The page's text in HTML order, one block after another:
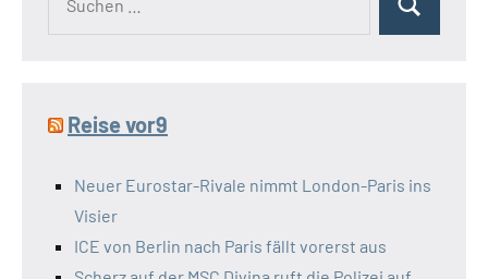
Suchen
Reise vor9
Neuer Eurostar-Rivale nimmt London-Paris ins
Visier
ICE von Berlin nach Paris fällt vorerst aus